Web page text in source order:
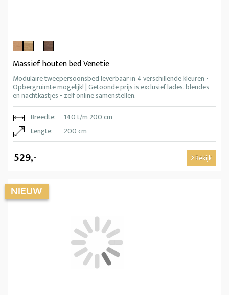
Massief houten bed Venetië
Modulaire tweepersoonsbed leverbaar in 4 verschillende kleuren -
Opbergruimte mogelijk! | Getoonde prijs is exclusief lades, blendes
en nachtkastjes - zelf online samenstellen.
Breedte:
140 t/m 200 cm
Lengte:
200 cm
529,- Bekijk